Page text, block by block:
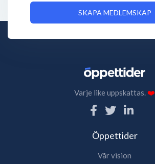
SKAPA MEDLEMSKAP
Varje like uppskattas.❤️
Öppettider
Vår vision